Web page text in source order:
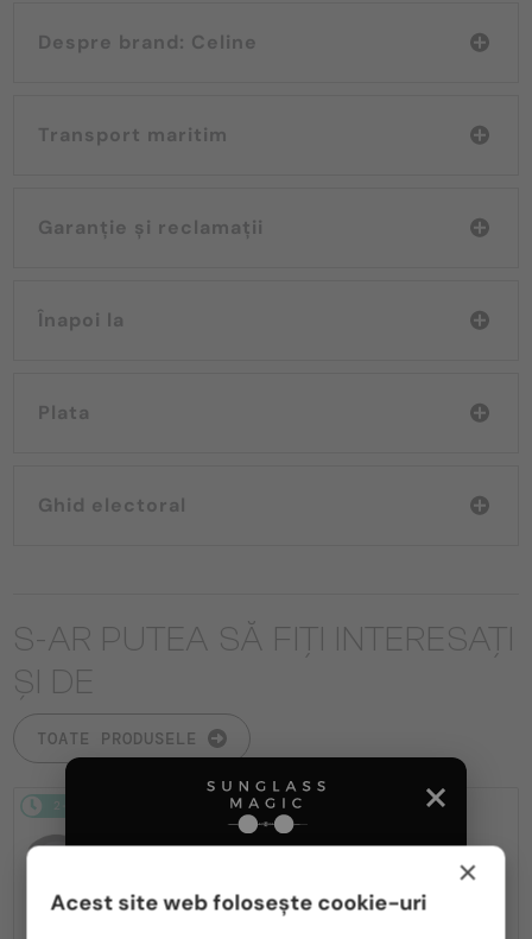
Despre brand: Celine
Transport maritim
Garanție și reclamații
Înapoi la
Plata
Ghid electoral
S-AR PUTEA SĂ FIȚI INTERESAȚI
ȘI DE
TOATE PRODUSELE
2-4 ZILE
×
Acest site web folosește cookie-uri